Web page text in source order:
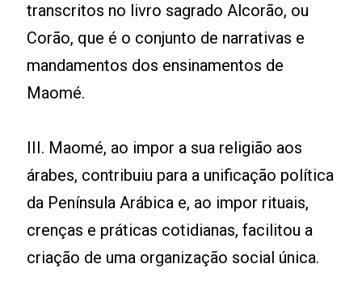
transcritos no livro sagrado Alcorão, ou
Corão, que é o conjunto de narrativas e
mandamentos dos ensinamentos de
Maomé.
III. Maomé, ao impor a sua religião aos
árabes, contribuiu para a unificação política
da Península Arábica e, ao impor rituais,
crenças e práticas cotidianas, facilitou a
criação de uma organização social única.